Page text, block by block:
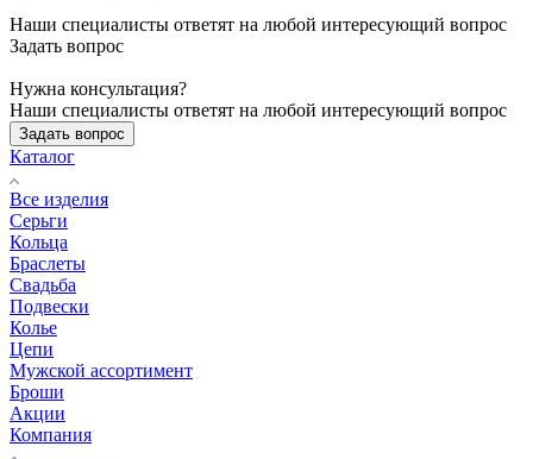
Наши специалисты ответят на любой интересующий вопрос
Задать вопрос
Нужна консультация?
Наши специалисты ответят на любой интересующий вопрос
Задать вопрос
Каталог
Все изделия
Серьги
Кольца
Браслеты
Свадьба
Подвески
Колье
Цепи
Мужской ассортимент
Броши
Акции
Компания